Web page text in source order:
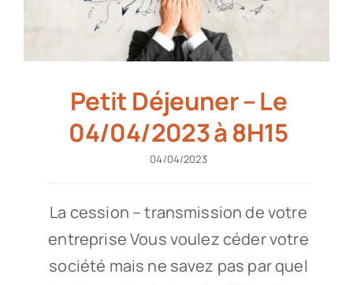
Petit Déjeuner – Le
04/04/2023 à 8H15
04/04/2023
La cession – transmission de votre
entreprise Vous voulez céder votre
société mais ne savez pas par quel